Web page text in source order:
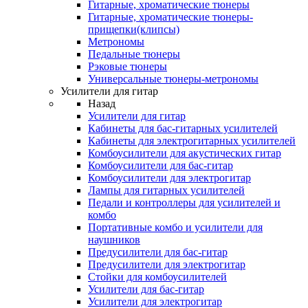
Гитарные, хроматические тюнеры
Гитарные, хроматические тюнеры-
прищепки(клипсы)
Метрономы
Педальные тюнеры
Рэковые тюнеры
Универсальные тюнеры-метрономы
Усилители для гитар
Назад
Усилители для гитар
Кабинеты для бас-гитарных усилителей
Кабинеты для электрогитарных усилителей
Комбоусилители для акустических гитар
Комбоусилители для бас-гитар
Комбоусилители для электрогитар
Лампы для гитарных усилителей
Педали и контроллеры для усилителей и
комбо
Портативные комбо и усилители для
наушников
Предусилители для бас-гитар
Предусилители для электрогитар
Стойки для комбоусилителей
Усилители для бас-гитар
Усилители для электрогитар